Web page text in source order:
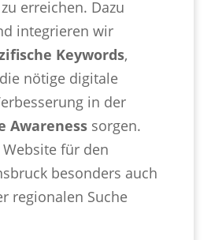
zu erreichen. Dazu
integrieren wir
Keywords,
nötige digitale
in der
Awarenesssorgen.
für den
besonders auch
regionalen Suche